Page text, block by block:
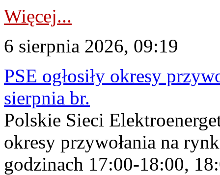
Więcej...
6 sierpnia 2026, 09:19
PSE ogłosiły okresy
sierpnia br.
Polskie Sieci
okresy przywołania na
godzinach 17:00-18:00,